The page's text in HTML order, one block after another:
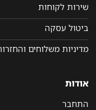
שירות לקוחות
ביטול עסקה
מדיניות משלוחים והחזרות
אודות
התחבר